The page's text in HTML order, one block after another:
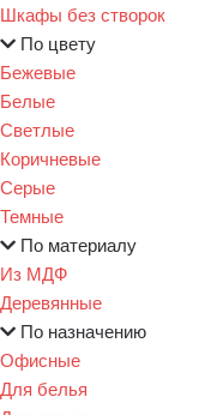
Шкафы без створок
По цвету
Бежевые
Белые
Светлые
Коричневые
Серые
Темные
По материалу
Из МДФ
Деревянные
По назначению
Офисные
Для белья